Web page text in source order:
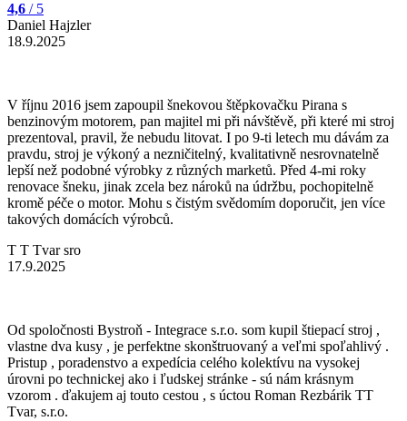
4,6 / 5
Daniel Hajzler
18.9.2025
V říjnu 2016 jsem zapoupil šnekovou štěpkovačku Pirana s
benzinovým motorem, pan majitel mi při návštěvě, při které mi stroj
prezentoval, pravil, že nebudu litovat. I po 9-ti letech mu dávám za
pravdu, stroj je výkoný a nezničitelný, kvalitativně nesrovnatelně
lepší než podobné výrobky z různých marketů. Před 4-mi roky
renovace šneku, jinak zcela bez nároků na údržbu, pochopitelně
kromě péče o motor. Mohu s čistým svědomím doporučit, jen více
takových domácích výrobců.
T T Tvar sro
17.9.2025
Od spoločnosti Bystroň - Integrace s.r.o. som kupil štiepací stroj ,
vlastne dva kusy , je perfektne skonštruovaný a veľmi spoľahlivý .
Pristup , poradenstvo a expedícia celého kolektívu na vysokej
úrovni po technickej ako i ľudskej stránke - sú nám krásnym
vzorom . ďakujem aj touto cestou , s úctou Roman Rezbárik TT
Tvar, s.r.o.